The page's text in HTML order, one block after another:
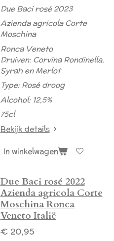
Due Baci rosé 2023
Azienda agricola Corte
Moschina
Ronca Veneto
Druiven: Corvina Rondinella,
Syrah en Merlot
Type: Rosé droog
Alcohol: 12,5%
75cl
Bekijk details
In winkelwagen
Due Baci rosé 2022
Azienda agricola Corte
Moschina Ronca
Veneto Italië
€ 20,95